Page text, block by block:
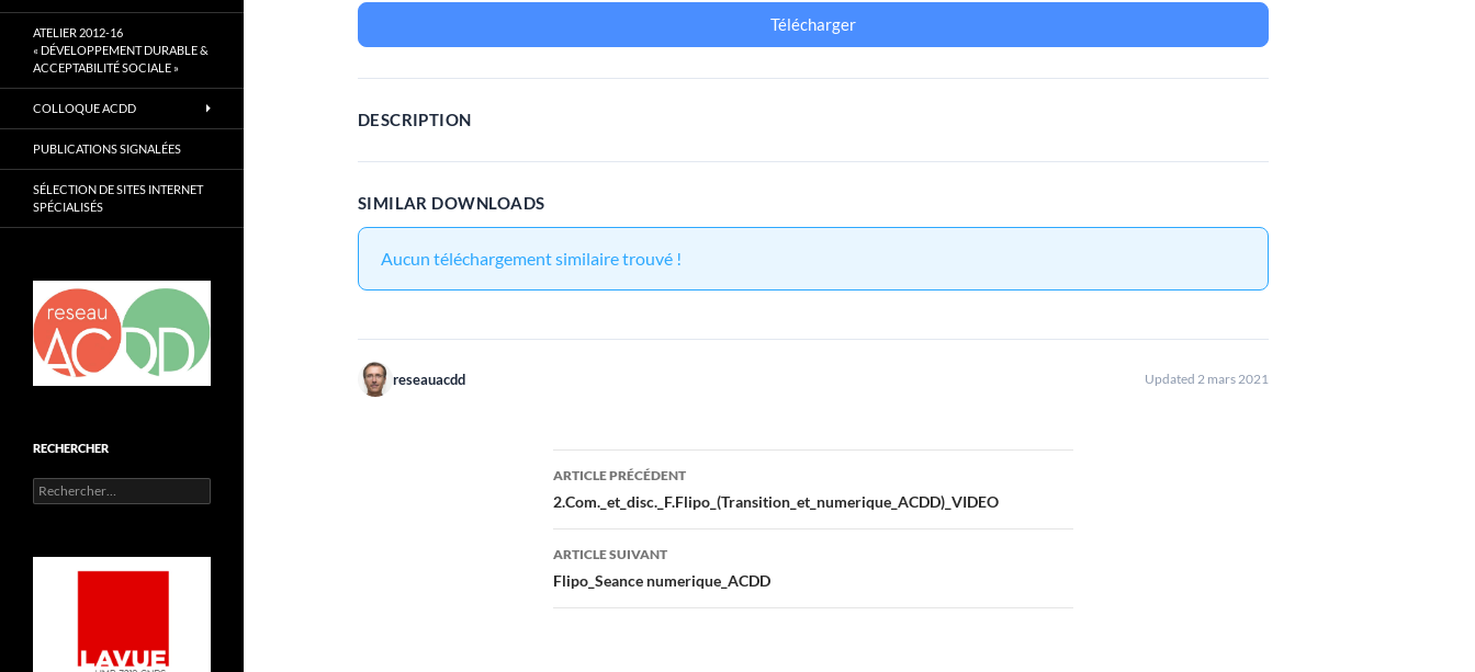
Télécharger
DESCRIPTION
SIMILAR DOWNLOADS
Aucun téléchargement similaire trouvé !
reseauacdd Updated 2 mars 2021
Navigation
des
articles
ARTICLE PRÉCÉDENT
2.Com._et_disc._F.Flipo_(Transition_et_numerique_ACDD)_VIDEO
ARTICLE SUIVANT
Flipo_Seance numerique_ACDD
ATELIER 2012-16
« DÉVELOPPEMENT DURABLE &
ACCEPTABILITÉ SOCIALE »
COLLOQUE ACDD
PUBLICATIONS SIGNALÉES
SÉLECTION DE SITES INTERNET
SPÉCIALISÉS
RECHERCHER
Rechercher :